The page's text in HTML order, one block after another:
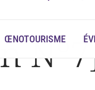
ŒNOTOURISME